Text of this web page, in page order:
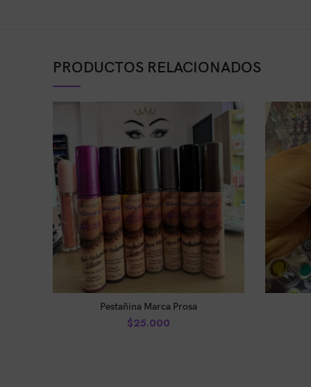
PRODUCTOS RELACIONADOS
AÑADIR AL CARRITO
Pestañina Marca Prosa
$25.000